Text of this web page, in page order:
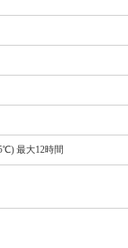
最大12時間